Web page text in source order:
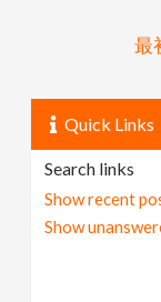
最
Quick Links
Search links
Show recent
Show